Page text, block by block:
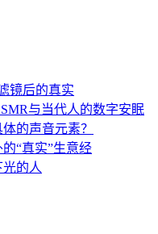
镜后的真实
与当代人的数字安眠
的声音元素？
“真实”生意经
的人